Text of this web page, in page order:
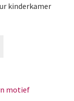
kinderkamer